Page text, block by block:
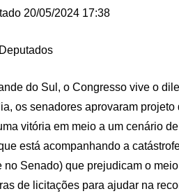
20/05/2024 17:38
do Sul, o Congresso vive o
os senadores aprovaram
vitória em meio a um cenário
está acompanhando a
Senado) que prejudicam o
de licitações para ajudar na